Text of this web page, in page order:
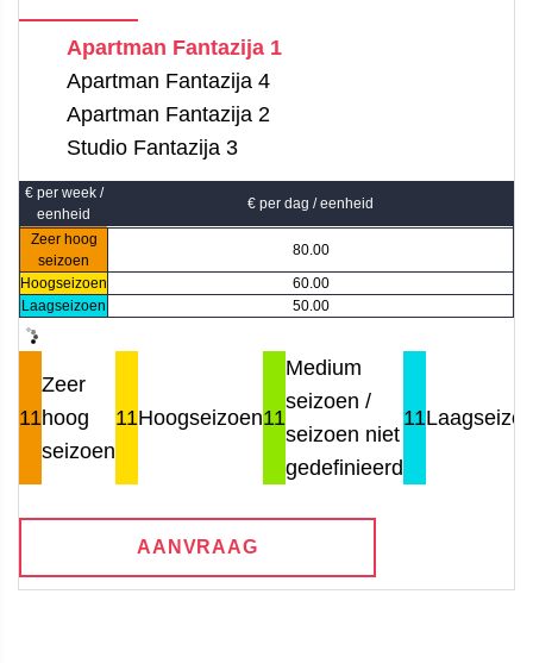
Apartman Fantazija 1
Apartman Fantazija 4
Apartman Fantazija 2
Studio Fantazija 3
€ per week /
eenheid
€ per dag / eenheid
Zeer hoog
seizoen
80.00
Hoogseizoen
60.00
Laagseizoen
50.00
11
Zeer
hoog
seizoen
11Hoogseizoen11
Medium
seizoen /
seizoen niet
gedefinieerd
11
AANVRAAG